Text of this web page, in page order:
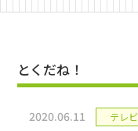
とくだね！
2020.06.11 テレビ